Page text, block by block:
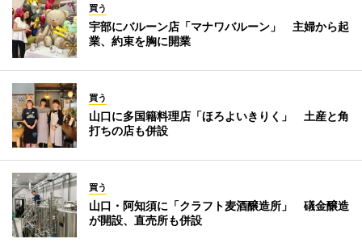
買う
宇部にバルーン店「マナワバルーン」 主婦から起
業、約束を胸に開業
買う
山口に多国籍料理店「ほろよいきりく」 土産と角
打ちの店も併設
買う
山口・阿知須に「クラフト麦酒醸造所」 礒金醸造
が開設、直売所も併設